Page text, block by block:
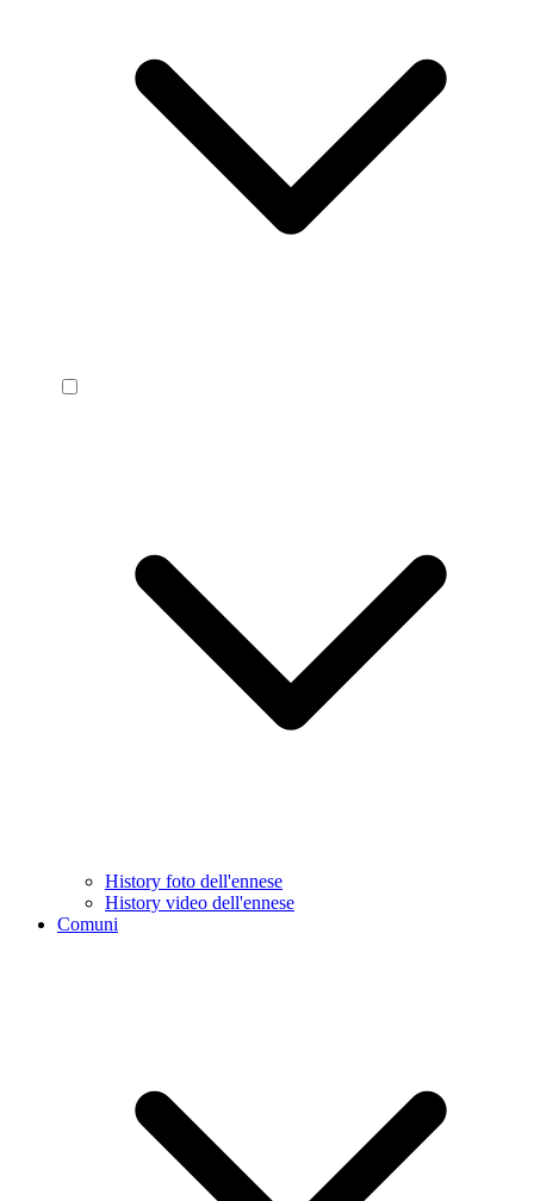
History foto dell'ennese
History video dell'ennese
Comuni